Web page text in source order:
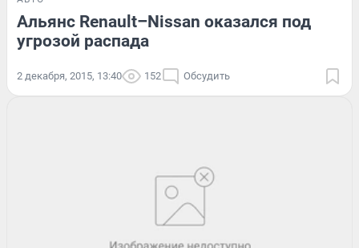
Альянс Renault–Nissan оказался под
угрозой распада
2 декабря, 2015, 13:40 152 Обсудить